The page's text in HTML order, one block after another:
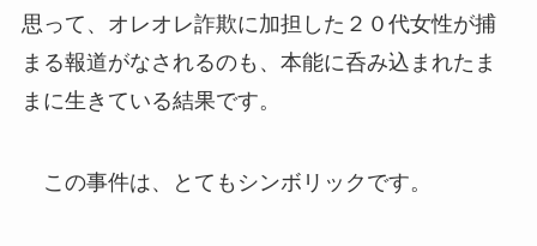
思って、オレオレ詐欺に加担した２０代女性が捕
まる報道がなされるのも、本能に呑み込まれたま
まに生きている結果です。
この事件は、とてもシンボリックです。